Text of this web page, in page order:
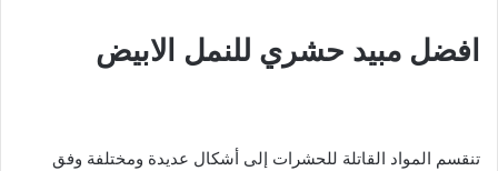
افضل مبيد حشري للنمل الابيض
تنقسم المواد القاتلة للحشرات إلى أشكال عديدة ومختلفة وفق